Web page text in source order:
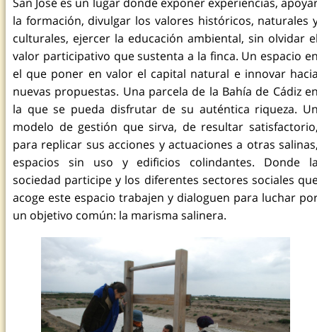
San José es un lugar donde exponer experiencias,
la formación, divulgar los valores históricos, naturales
culturales, ejercer la educación ambiental, sin olvidar
valor participativo que sustenta a la finca. Un espacio
el que poner en valor el capital natural e innovar
nuevas propuestas. Una parcela de la Bahía de Cádiz
la que se pueda disfrutar de su auténtica riqueza.
modelo de gestión que sirva, de resultar
para replicar sus acciones y actuaciones a otras
espacios sin uso y edificios colindantes. Donde
sociedad participe y los diferentes sectores sociales
acoge este espacio trabajen y dialoguen para luchar
un objetivo común: la marisma salinera.